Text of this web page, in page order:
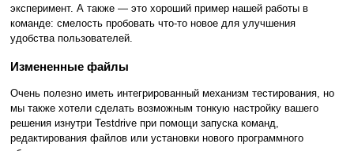
эксперимент. А также — это хороший пример нашей работы в
команде: смелость пробовать что-то новое для улучшения
удобства пользователей.
Измененные файлы
Очень полезно иметь интегрированный механизм тестирования, но
мы также хотели сделать возможным тонкую настройку вашего
решения изнутри Testdrive при помощи запуска команд,
редактирования файлов или установки нового программного